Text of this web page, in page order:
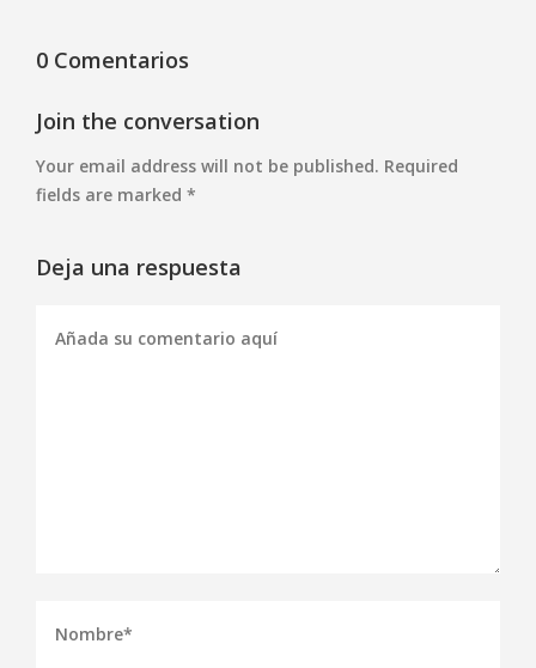
0 Comentarios
Join the conversation
Your email address will not be published. Required
fields are marked *
Deja una respuesta